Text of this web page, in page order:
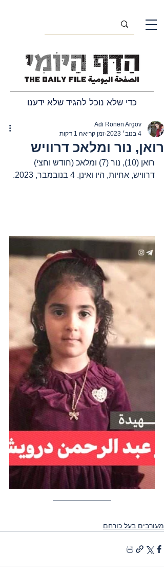
כדי שלא נוכל להגיד שלא ידענו
רואן, נור ומלאכ דרוויש
Adi Ronen Argov
4 בנוב׳ 2023
זמן קריאה 1 דקות
רואן (10), נור (7) ומלאכ (חודש וחצי)
דרוויש, אחיות, היו ואינן. 4 בנובמבר, 2023.
מעורבים בעל כורחם